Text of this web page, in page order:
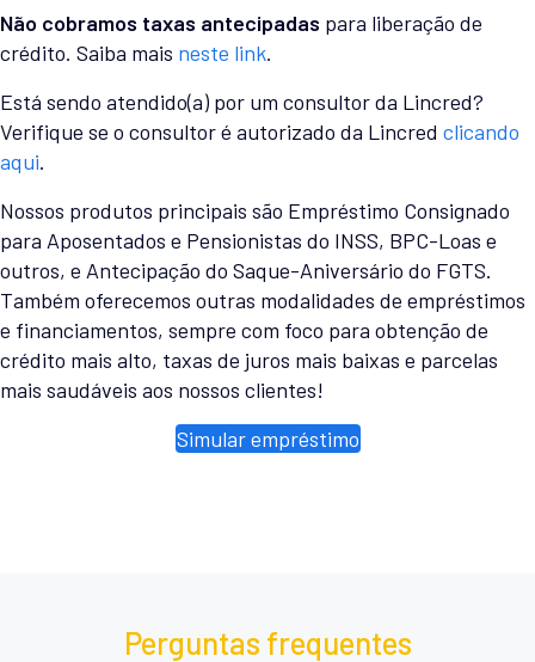
Não cobramos taxas antecipadas para liberação de
crédito. Saiba mais neste link.
Está sendo atendido(a) por um consultor da Lincred?
Verifique se o consultor é autorizado da Lincred clicando
aqui.
Nossos produtos principais são Empréstimo Consignado
para Aposentados e Pensionistas do INSS, BPC-Loas e
outros, e Antecipação do Saque-Aniversário do FGTS.
Também oferecemos outras modalidades de empréstimos
e financiamentos, sempre com foco para obtenção de
crédito mais alto, taxas de juros mais baixas e parcelas
mais saudáveis aos nossos clientes!
Simular empréstimo
Perguntas frequentes